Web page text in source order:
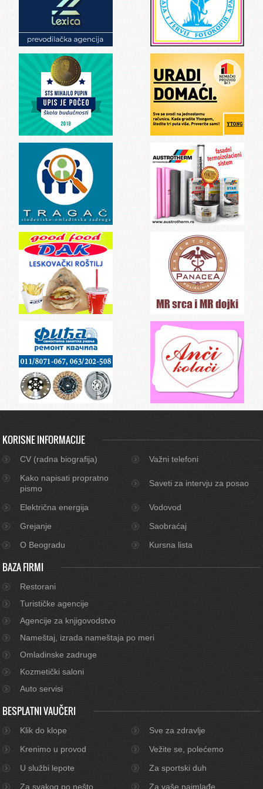
KORISNE INFORMACIJE
CV (radna biografija)
Važni telefoni
Kako napisati propratno
pismo
Saveti za intervju za posao
Električna energija
Vodovod
Grejanje
Saobraćaj
O Beogradu
Kursna lista
BAZA FIRMI
Restorani
Turističke agencije
Agencije za knjigovodstvo
Nameštaj, izrada nameštaja po meri
Omladinske zadruge
Kozmetički saloni
Auto servisi
BESPLATNI VAUČERI
Klik do klope
Sve za zdravlje
Krenimo u provod
Vežite se, polećemo
U službi lepote
Za sportski duh
Za svakog po nešto
Za vaše najmlađe